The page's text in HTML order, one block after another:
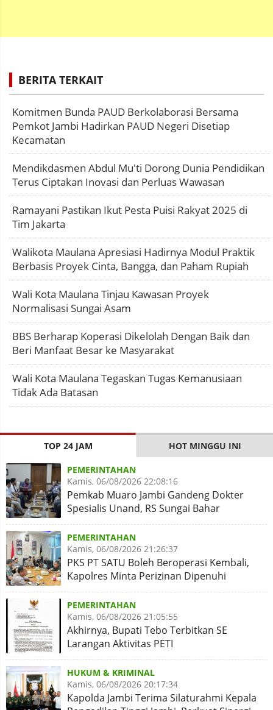
BERITA TERKAIT
Komitmen Bunda PAUD Berkolaborasi Bersama
Pemkot Jambi Hadirkan PAUD Negeri Disetiap
Kecamatan
Mendikdasmen Abdul Mu'ti Dorong Dunia Pendidikan
Terus Ciptakan Inovasi dan Perluas Wawasan
Ramayani Pastikan Ikut Pesta Puisi Rakyat 2025 di
Tim Jakarta
Walikota Maulana Apresiasi Hadirnya Modul Praktik
Berbasis Proyek Cinta, Bangga, dan Paham Rupiah
Wali Kota Maulana Tinjau Kawasan Proyek
Normalisasi Sungai Asam
BBS Berharap Koperasi Dikelolah Dengan Baik dan
Beri Manfaat Besar ke Masyarakat
Wali Kota Maulana Tegaskan Tugas Kemanusiaan
Tidak Ada Batasan
TOP 24 JAM HOT MINGGU INI
PEMERINTAHAN
Kamis, 06/08/2026 22:08:16
Pemkab Muaro Jambi Gandeng Dokter
Spesialis Unand, RS Sungai Bahar
Disiapkan Naik Kelas
PEMERINTAHAN
Kamis, 06/08/2026 21:26:37
PKS PT SATU Boleh Beroperasi Kembali,
Kapolres Minta Perizinan Dipenuhi
PEMERINTAHAN
Kamis, 06/08/2026 21:05:55
Akhirnya, Bupati Tebo Terbitkan SE
Larangan Aktivitas PETI
HUKUM & KRIMINAL
Kamis, 06/08/2026 20:17:34
Kapolda Jambi Terima Silaturahmi Kepala